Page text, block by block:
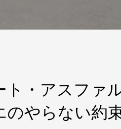
ト・アスファ
のやらない約